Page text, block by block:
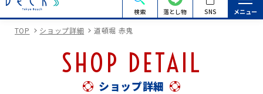
検索 落とし物 SNS メニュー
TOP ショップ詳細 道頓堀 赤鬼
SHOP DETAIL
ショップ詳細